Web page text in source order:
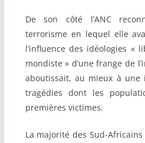
De son côté l’ANC
terrorisme en lequel elle
l’influence des idéologies «
mondiste » d’une frange de
aboutissait, au mieux à une
tragédies dont les
premières victimes.
La majorité des Sud-